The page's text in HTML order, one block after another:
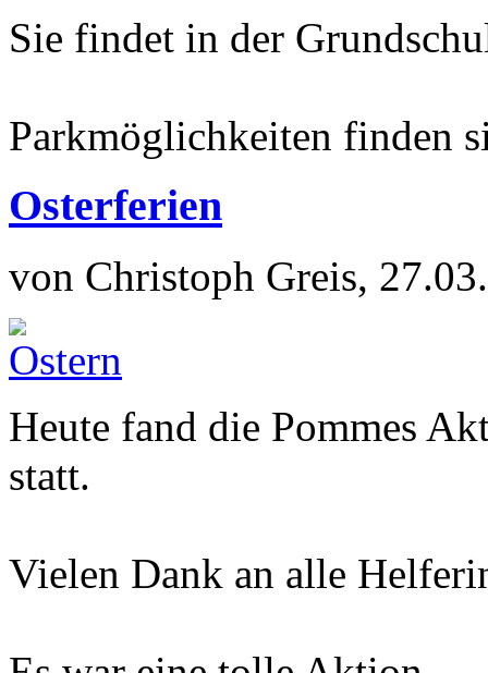
Sie findet in der
Parkmöglichkeiten finden
Osterferien
von Christoph Greis,
Heute fand die Pommes
statt.
Vielen Dank an alle